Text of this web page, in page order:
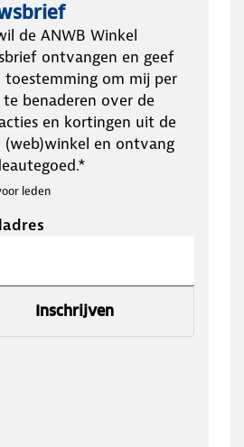
de ANWB Winkel
ontvangen en geef
toestemming om mij per
benaderen over de
en kortingen uit de
(web)winkel en ontvang
leden
Inschrijven